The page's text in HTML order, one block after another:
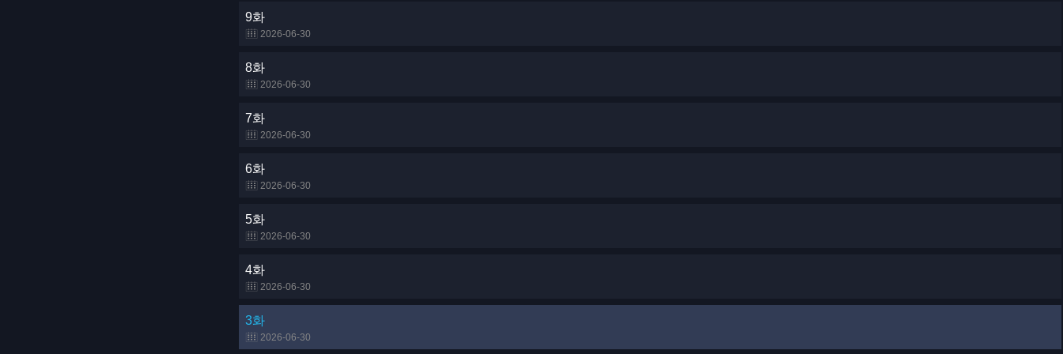
9화
2026-06-30
8화
2026-06-30
7화
2026-06-30
6화
2026-06-30
5화
2026-06-30
4화
2026-06-30
3화
2026-06-30